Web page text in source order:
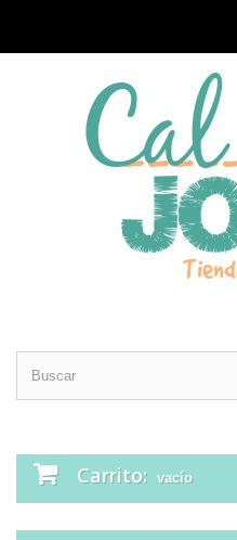
Carrito: vacío